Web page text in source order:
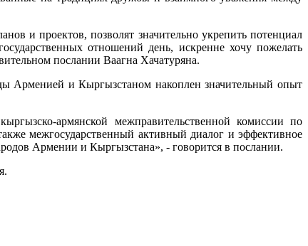
и проектов, позволят значительно укрепить потенциал
отношений день, искренне хочу пожелать
послании Ваагна Хачатуряна.
Арменией и Кыргызстаном накоплен значительный опыт
армянской межправительственной комиссии по
межгосударственный активный диалог и эффективное
Армении и Кыргызстана», - говорится в послании.